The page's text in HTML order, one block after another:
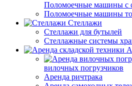
Поломоечные машины с
Поломоечные машины
Стеллажи
Стеллажи для бутылей
Стеллажные системы
вилочных погрузчиков
Аренда ричтрака